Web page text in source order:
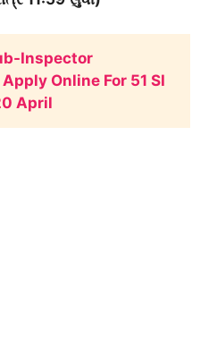
Inspector
Online For 51 SI
April